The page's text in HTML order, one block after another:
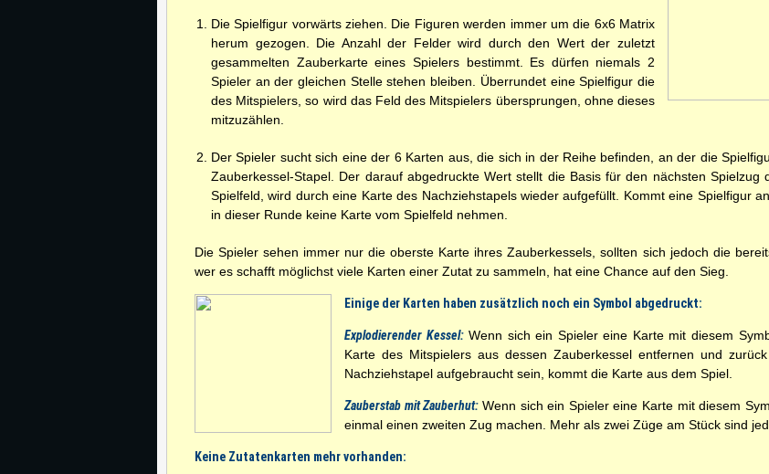
Die Spielfigur vorwärts ziehen. Die Figuren werden immer um die 6x6 Matrix
herum gezogen. Die Anzahl der Felder wird durch den Wert der zuletzt
gesammelten Zauberkarte eines Spielers bestimmt. Es dürfen niemals 2
Spieler an der gleichen Stelle stehen bleiben. Überrundet eine Spielfigur die
des Mitspielers, so wird das Feld des Mitspielers übersprungen, ohne dieses
mitzuzählen.
Der Spieler sucht sich eine der 6 Karten aus, die sich in der Reihe befinden, an der die
Zauberkessel-Stapel. Der darauf abgedruckte Wert stellt die Basis für den nächsten
Spielfeld, wird durch eine Karte des Nachziehstapels wieder aufgefüllt. Kommt eine Spielfigur
in dieser Runde keine Karte vom Spielfeld nehmen.
Die Spieler sehen immer nur die oberste Karte ihres Zauberkessels, sollten sich jedoch die
wer es schafft möglichst viele Karten einer Zutat zu sammeln, hat eine Chance auf den Sieg.
Einige der Karten haben zusätzlich noch ein Symbol abgedruckt:
Explodierender Kessel:Wenn sich ein Spieler eine Karte mit diesem
Karte des Mitspielers aus dessen Zauberkessel entfernen und
Nachziehstapel aufgebraucht sein, kommt die Karte aus dem Spiel.
Zauberstab mit Zauberhut: Wenn sich ein Spieler eine Karte mit diesem
einmal einen zweiten Zug machen. Mehr als zwei Züge am Stück sind
Keine Zutatenkarten mehr vorhanden: